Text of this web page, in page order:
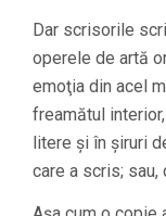
Dar scrisorile
operele de artă
emoţia din acel
freamătul
litere şi în şiruri
care a scris; sau,